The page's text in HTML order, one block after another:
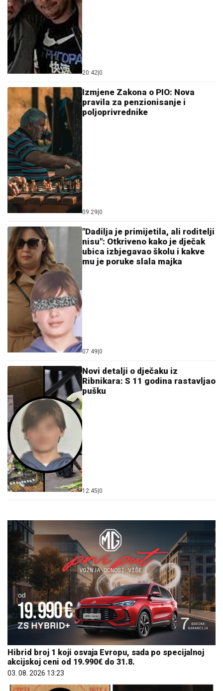
20:42 0
Izmjene Zakona o PIO: Nova
pravila za penzionisanje i
poljoprivrednike
09:29 0
"Dadilja je primijetila, ali roditelji
nisu": Otkriveno kako je dječak
ubica izbjegavao školu i kakve
mu je poruke slala majka
07:49 0
Novi detalji o d‌ječaku iz
Ribnikara: S 11 godina rastavljao
pušku
12:45 0
Hibrid broj 1 koji osvaja Evropu, sada po specijalnoj
akcijskoj ceni od 19.990€ do 31.8.
03. 08. 2026 13:23